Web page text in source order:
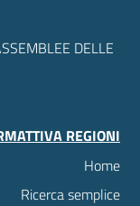
DELLE
REGIONI
Home
Ricerca semplice